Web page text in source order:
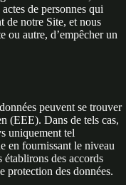
de personnes qui
de notre Site, et nous
ou autre, d’empêcher un
peuvent se trouver
(EEE). Dans de tels cas,
uniquement tel
en fournissant le niveau
établirons des accords
protection des données.